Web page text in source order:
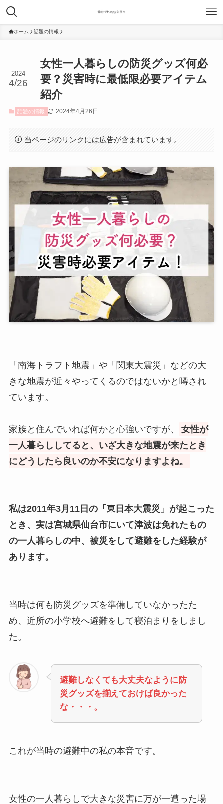
ホーム 話題の情報
女性一人暮らしの防災グッズ何必
要？災害時に最低限必要アイテム
紹介
2024
4/26
話題の情報 2024年4月26日
当ページのリンクには広告が含まれています。
「南海トラフト地震」や「関東大震災」などの大
きな地震が近々やってくるのではないかと噂され
ています。
家族と住んでいれば何かと心強いですが、
女性が
一人暮らししてると、いざ大きな地震が来たとき
にどうしたら良いのか不安になりますよね。
私は2011年3月11日の「東日本大震災」が起こった
とき、実は宮城県仙台市にいて津波は免れたもの
の一人暮らしの中、被災をして避難をした経験が
あります。
当時は何も防災グッズを準備していなかったた
め、近所の小学校へ避難をして寝泊まりをしまし
た。
避難しなくても大丈夫なように防
災グッズを揃えておけば良かった
な・・・。
これが当時の避難中の私の本音です。
女性の一人暮らしで大きな災害に万が一遭った場